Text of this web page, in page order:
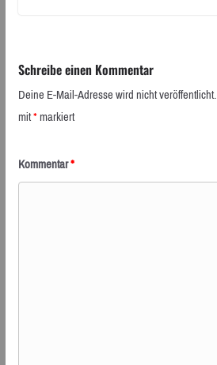
Schreibe einen Kommentar
Deine E-Mail-Adresse wird nicht veröffentlicht.
mit*markiert
Kommentar*